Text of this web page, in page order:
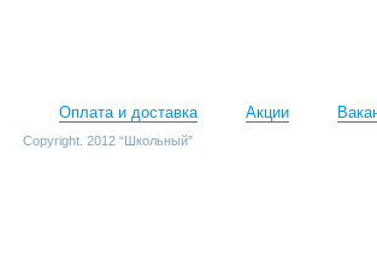
Оплата и доставка Акции
Copyright. 2012 “Школьный”